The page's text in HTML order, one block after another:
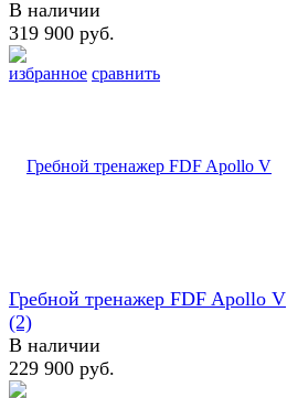
избранное сравнить
В наличии
319 900 руб.
Гребной тренажер FDF Apollo V
(2)
В наличии
229 900 руб.